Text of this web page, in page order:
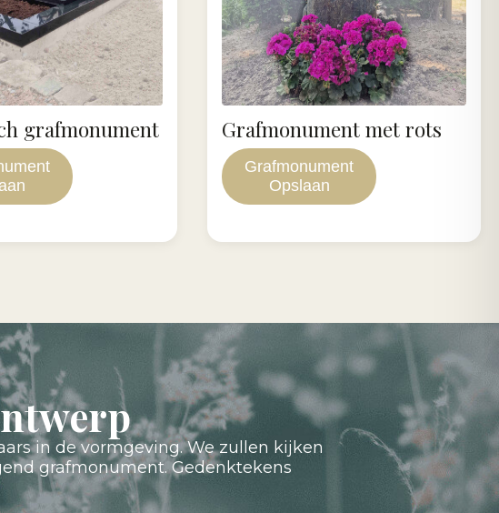
grafmonument
Grafmonument
Opslaan
Grafmonument met rots
in de vormgeving. We zullen kijken
grafmonument. Gedenktekens